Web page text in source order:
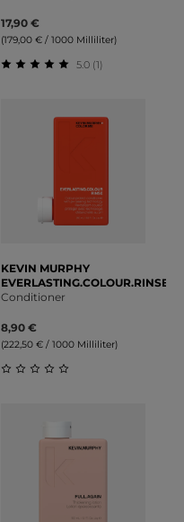
17,90 €
(179,00 € / 1000 Milliliter)
5.0 (1)
KEVIN MURPHY
EVERLASTING.COLOUR.RINSE
Conditioner
8,90 €
(222,50 € / 1000 Milliliter)